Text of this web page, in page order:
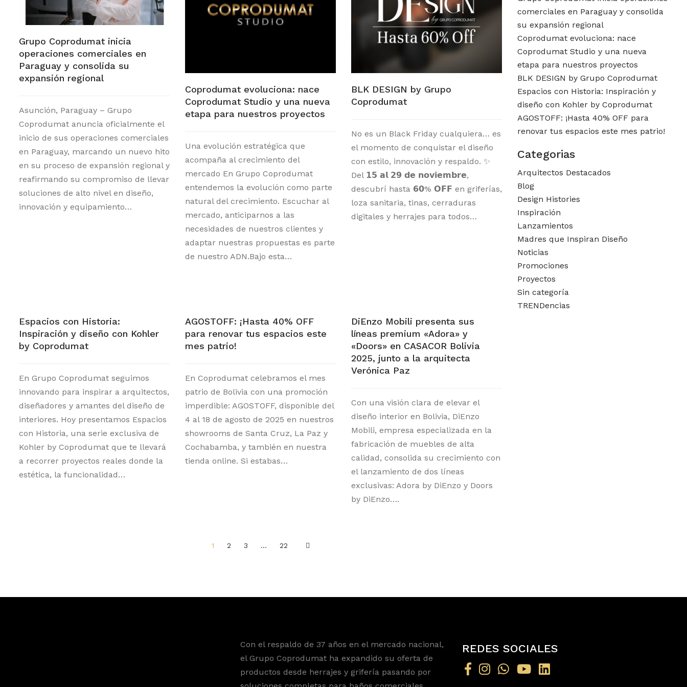
Grupo Coprodumat inicia
operaciones comerciales en
Paraguay y consolida su
expansión regional
Asunción, Paraguay – Grupo
Coprodumat anuncia oficialmente el
inicio de sus operaciones comerciales
en Paraguay, marcando un nuevo hito
en su proceso de expansión regional y
reafirmando su compromiso de llevar
soluciones de alto nivel en diseño,
innovación y equipamiento…
Coprodumat evoluciona: nace
Coprodumat Studio y una nueva
etapa para nuestros proyectos
Una evolución estratégica que
acompaña al crecimiento del
mercado En Grupo Coprodumat
entendemos la evolución como parte
natural del crecimiento. Escuchar al
mercado, anticiparnos a las
necesidades de nuestros clientes y
adaptar nuestras propuestas es parte
de nuestro ADN.Bajo esta…
BLK DESIGN by Grupo
Coprodumat
No es un Black Friday cualquiera… es
el momento de conquistar el diseño
con estilo, innovación y respaldo. ✨
Del 𝟭𝟱 𝗮𝗹 𝟮𝟵 𝗱𝗲 𝗻𝗼𝘃𝗶𝗲𝗺𝗯𝗿𝗲,
descubrí hasta 𝟲𝟬% 𝗢𝗙𝗙 en griferías,
loza sanitaria, tinas, cerraduras
digitales y herrajes para todos…
Espacios con Historia:
Inspiración y diseño con Kohler
by Coprodumat
En Grupo Coprodumat seguimos
innovando para inspirar a arquitectos,
diseñadores y amantes del diseño de
interiores. Hoy presentamos Espacios
con Historia, una serie exclusiva de
Kohler by Coprodumat que te llevará
a recorrer proyectos reales donde la
estética, la funcionalidad…
AGOSTOFF: ¡Hasta 40% OFF
para renovar tus espacios este
mes patrio!
En Coprodumat celebramos el mes
patrio de Bolivia con una promoción
imperdible: AGOSTOFF, disponible del
4 al 18 de agosto de 2025 en nuestros
showrooms de Santa Cruz, La Paz y
Cochabamba, y también en nuestra
tienda online. Si estabas…
DiEnzo Mobili presenta sus
líneas premium «Adora» y
«Doors» en CASACOR Bolivia
2025, junto a la arquitecta
Verónica Paz
Con una visión clara de elevar el
diseño interior en Bolivia, DiEnzo
Mobili, empresa especializada en la
fabricación de muebles de alta
calidad, consolida su crecimiento con
el lanzamiento de dos líneas
exclusivas: Adora by DiEnzo y Doors
by DiEnzo….
1 2 3 … 22
comerciales en Paraguay y consolida
su expansión regional
Coprodumat evoluciona: nace
Coprodumat Studio y una nueva
etapa para nuestros proyectos
BLK DESIGN by Grupo Coprodumat
Espacios con Historia: Inspiración y
diseño con Kohler by Coprodumat
AGOSTOFF: ¡Hasta 40% OFF para
renovar tus espacios este mes patrio!
Categorias
Arquitectos Destacados
Blog
Design Histories
Inspiración
Lanzamientos
Madres que Inspiran Diseño
Noticias
Promociones
Proyectos
Sin categoría
TRENDencias
Con el respaldo de 37 años en el mercado nacional,
el Grupo Coprodumat ha expandido su oferta de
productos desde herrajes y grifería pasando por
REDES SOCIALES